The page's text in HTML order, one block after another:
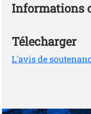
Informations
Télecharger
L'avis de